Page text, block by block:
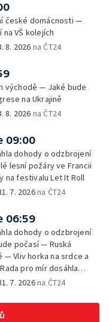
české domácnosti —
VŠ kolejích
8. 2026 na ČT24
východě — Jaké bude
na Ukrajině
8. 2026 na ČT24
09:00
dohody o odzbrojení
lesní požáry ve Francii
na festivalu Let It Roll
7. 2026na ČT24
06:59
dohody o odzbrojení
počasí — Ruská
— Vliv horka na srdce a
pro mír dosáhla
Hamásu — Dokument
— Tropické
žijící zvířata
7. 2026na ČT24